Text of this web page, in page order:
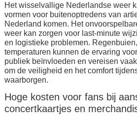
Het wisselvallige Nederlandse weer
vormen voor buitenoptredens van
Nederland komen. Het
weer kan zorgen voor last-minute
en logistieke problemen.
temperaturen kunnen de ervaring
publiek beïnvloeden en vereisen
om de veiligheid en het comfort
waarborgen.
Hoge kosten voor fans bij
concertkaartjes en